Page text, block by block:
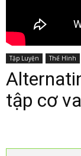
Tập Luyện Thể Hình
tập cơ